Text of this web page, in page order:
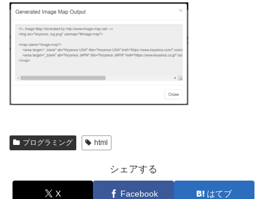
プログラミング html
シェアする
X Facebook はてブ